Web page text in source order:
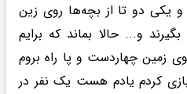
و یکی دو تا از بچه‌ها روی زین
و... حالا بماند که برایم
زمین چهاردست و پا راه بروم
کردم یادم هست یک نفر در